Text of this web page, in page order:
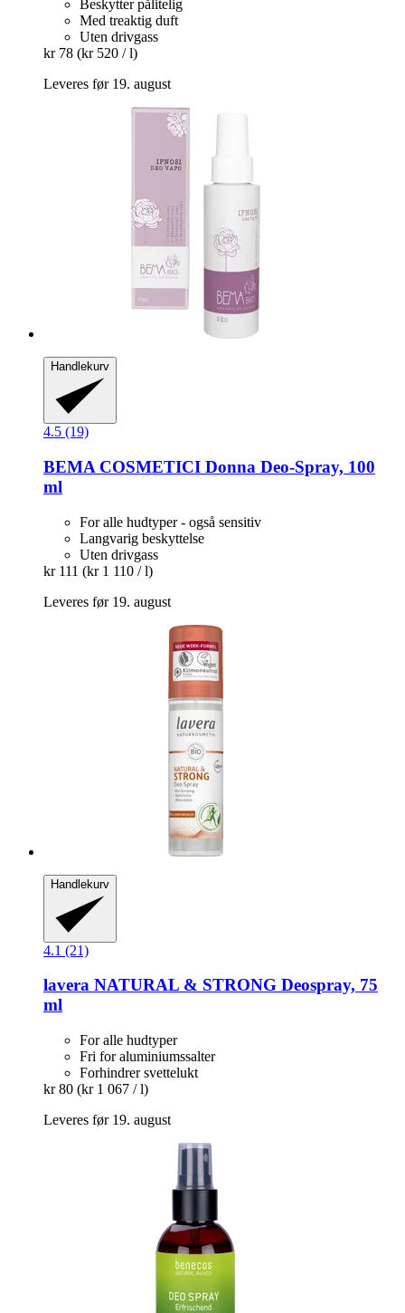
Beskytter pålitelig
Med treaktig duft
Uten drivgass
kr 78 (kr 520 / l)
Leveres før 19. august
Handlekurv
4.5 (19)
BEMA COSMETICI Donna Deo-​Spray, 100
ml
For alle hudtyper - også sensitiv
Langvarig beskyttelse
Uten drivgass
kr 111 (kr 1 110 / l)
Leveres før 19. august
Handlekurv
4.1 (21)
lavera NATURAL & STRONG Deospray, 75
ml
For alle hudtyper
Fri for aluminiumssalter
Forhindrer svettelukt
kr 80 (kr 1 067 / l)
Leveres før 19. august